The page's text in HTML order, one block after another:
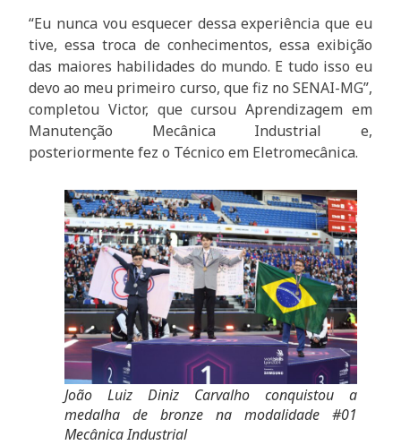
“Eu nunca vou esquecer dessa experiência que eu
tive, essa troca de conhecimentos, essa exibição
das maiores habilidades do mundo. E tudo isso eu
devo ao meu primeiro curso, que fiz no SENAI-MG”,
completou Victor, que cursou Aprendizagem em
Manutenção Mecânica Industrial e,
posteriormente fez o Técnico em Eletromecânica.
João Luiz Diniz Carvalho conquistou a
medalha de bronze na modalidade #01
Mecânica Industrial